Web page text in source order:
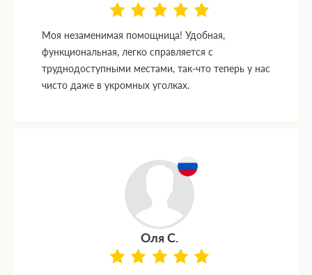
Моя незаменимая помощница! Удобная,
функциональная, легко справляется с
труднодоступными местами, так-что теперь у нас
чисто даже в укромных уголках.
Оля С.